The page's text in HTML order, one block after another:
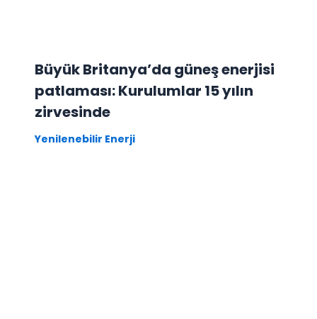
Büyük Britanya’da güneş enerjisi
patlaması: Kurulumlar 15 yılın
zirvesinde
Yenilenebilir Enerji